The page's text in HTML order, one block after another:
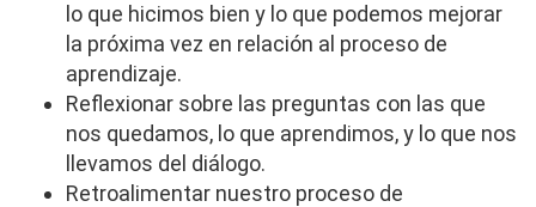
lo que hicimos bien y lo que podemos mejorar
la próxima vez en relación al proceso de
aprendizaje.
Reflexionar sobre las preguntas con las que
nos quedamos, lo que aprendimos, y lo que nos
llevamos del diálogo.
Retroalimentar nuestro proceso de